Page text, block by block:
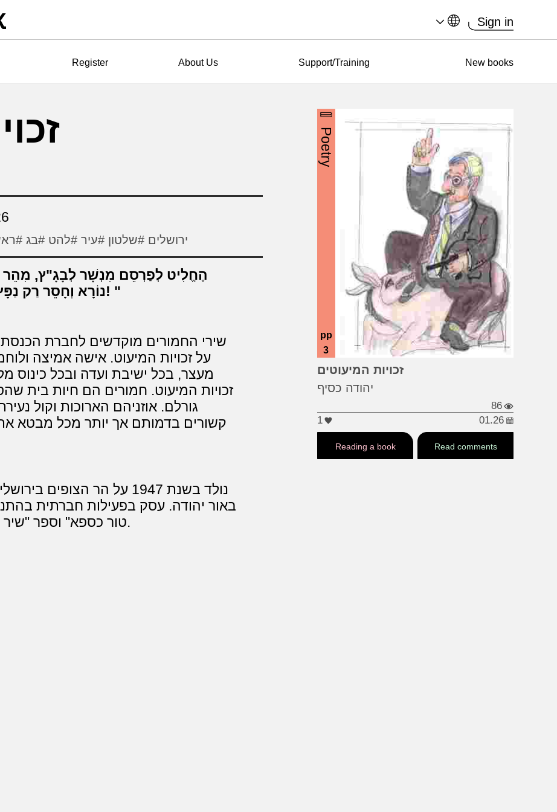
Sign in
Register About Us Support/Training New books
#ירושלים #שלטון #עיר #להט #בג
נוֹרָא וְחָסֵר רַק נַפָּץ, כָּל חֲמוֹר נִפְגָּע אִישִׁית בְּאֹפֶן נִמְרָץ!
שירי החמורים מוקדשים לחברת
על זכויות המיעוט. אישה אמיצה
מעצר, בכל ישיבת ועדה ובכל כינוס
זכויות המיעוט. חמורים הם חיות בית
גורלם. אוזניהם הארוכות וקול
קשורים בדמותם אך יותר מכל מבטא
נולד בשנת 1947 על הר
באור יהודה. עסק בפעילות חברתית
טור כספא" וספר "שיר השירים" מעוטרים במגזרות נייר שיצר.
Poetry
pp
3
#ירושלים #שלטון
זכויות המיעוטים
יהודה כסיף
86
01.26
1
Read comments
Reading a book